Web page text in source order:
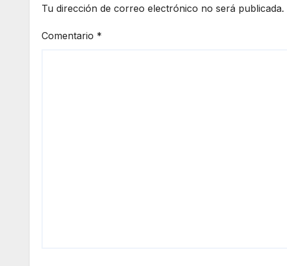
Tu dirección de correo electrónico no será publicada.
Comentario *